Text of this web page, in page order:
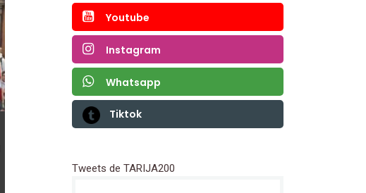
Youtube
Instagram
Whatsapp
Tiktok
Tweets de TARIJA200